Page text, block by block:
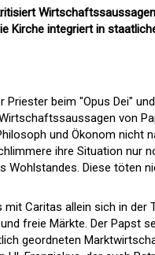
Kirche integriert in
Priester beim "Opus Dei"
von
und Ökonom nicht
ihre Situation nur
Wohlstandes. Diese töten
mit Caritas allein sich in
freie Märkte. Der Papst
geordneten